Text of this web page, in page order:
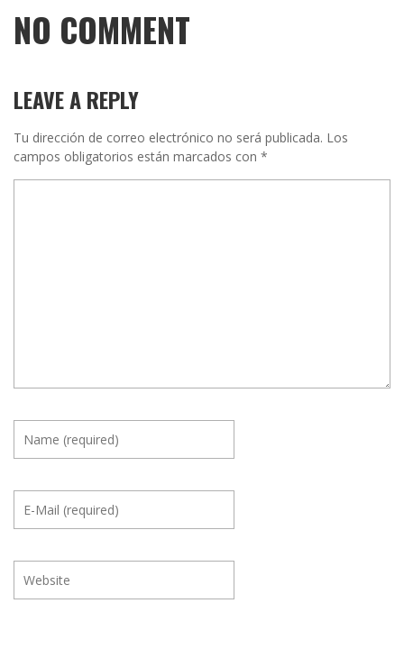
NO COMMENT
LEAVE A REPLY
Tu dirección de correo electrónico no será publicada. Los
campos obligatorios están marcados con *